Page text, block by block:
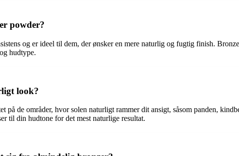
powder?
og er ideel til dem, der ønsker en mere naturlig og fugtig finish.
hudtype.
look?
på de områder, hvor solen naturligt rammer dit ansigt, såsom panden,
til din hudtone for det mest naturlige resultat.